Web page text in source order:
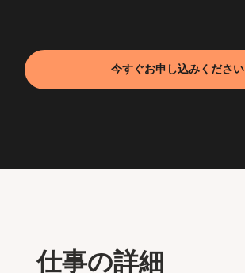
今すぐお申し込みください
仕事の詳細